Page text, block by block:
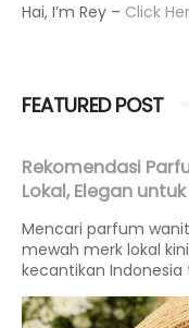
Hai, I’m Rey – Click
FEATURED POST
Rekomendasi
Lokal, Elegan
Mencari parfum
mewah merk lokal
kecantikan